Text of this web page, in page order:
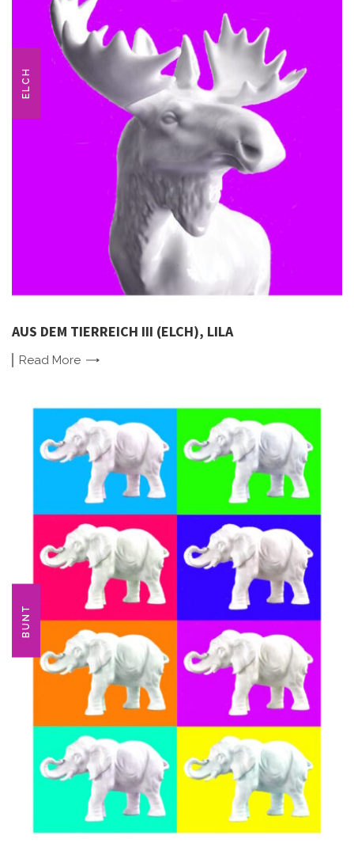
ELCH
AUS DEM TIERREICH III (ELCH), LILA
Read More
BUNT